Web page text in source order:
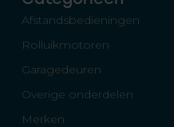
Afstandsbedieningen
Rolluikmotoren
Garagedeuren
Overige onderdelen
Merken